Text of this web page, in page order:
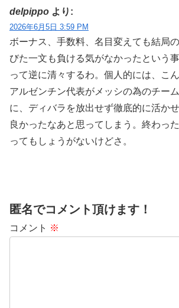
delpippo より:
2026年6月5日 3:59 PM
ボーナス、手数料、名目変えても結局の
びた一文も負ける気がなかったという
って逆に清々するわ。個人的には、こ
アルゼンチン代表がメッシの為のチー
に、ディバラを放出せず徹底的に活か
良かったなあと思ってしまう。終わっ
ってもしょうがないけどさ。
匿名でコメント頂けます！
コメント ※